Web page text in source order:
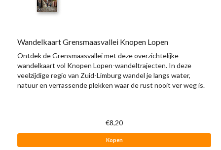
Wandelkaart Grensmaasvallei Knopen Lopen
Ontdek de Grensmaasvallei met deze overzichtelijke
wandelkaart vol Knopen Lopen-wandeltrajecten. In deze
veelzijdige regio van Zuid-Limburg wandel je langs water,
natuur en verrassende plekken waar de rust nooit ver weg is.
€8,20
Kopen